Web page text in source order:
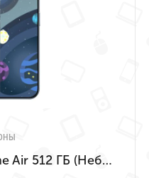
Смартфон Apple iPhone Air 512 ГБ (Небесно-голубой | Sky Blue) Имеет недостаток в виде невозможности предустановки RuStore